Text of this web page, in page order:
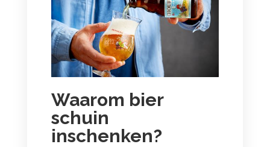
Waarom bier
schuin
inschenken?